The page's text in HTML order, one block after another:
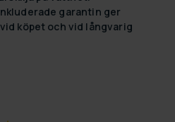
garantin ger
köpet och vid långvarig